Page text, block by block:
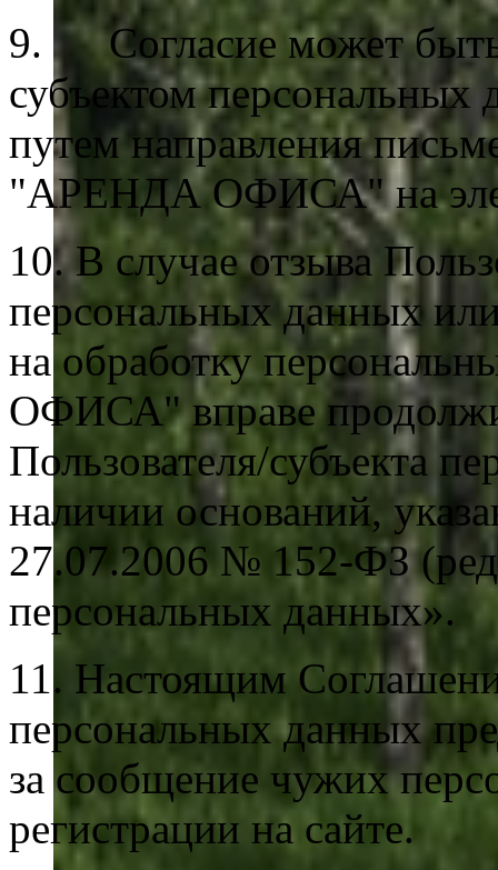
9. Согласие может быть
субъектом персональных
путем направления
"АРЕНДА ОФИСА" на
10. В случае отзыва
персональных данных
на обработку
ОФИСА" вправе
Пользователя/субъекта
наличии оснований,
27.07.2006 № 152-ФЗ
персональных данных».
11. Настоящим
персональных данных
за сообщение чужих
регистрации на сайте.